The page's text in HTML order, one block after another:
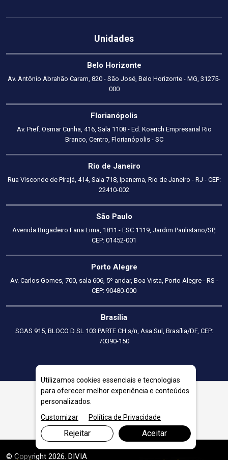
Unidades
Belo Horizonte
Av. Antônio Abrahão Caram, 820 - São José, Belo Horizonte - MG, 31275-
000
Florianópolis
Av. Pref. Osmar Cunha, 416, Sala 1108 - Ed. Koerich Empresarial Rio
Branco, Centro, Florianópolis - SC
Rio de Janeiro
Rua Visconde de Pirajá, 414, Sala 718, Ipanema, Rio de Janeiro - RJ - CEP:
22410-002
São Paulo
Avenida Brigadeiro Faria Lima, 1811 - ESC 1119, Jardim Paulistano/SP,
CEP: 01452-001
Porto Alegre
Av. Carlos Gomes, 700, sala 606, 5º andar, Boa Vista, Porto Alegre - RS -
CEP: 90480-000
Brasília
SGAS 915, BLOCO D SL 103 PARTE CH s/n, Asa Sul, Brasília/DF, CEP:
70390-150
© Copyright 2026. DIVIA
Utilizamos cookies essenciais e tecnologias
para oferecer melhor experiência e conteúdos
personalizados.
Customizar
Política de Privacidade
Rejeitar Aceitar